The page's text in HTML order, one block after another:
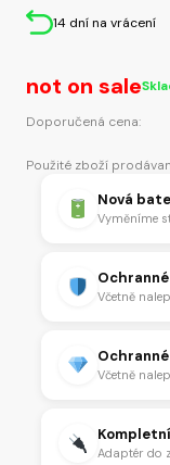
14 dní na vrácení
not on sale
Doporučená cena:
Použité zboží
Nová
Vyměníme
Ochranné
Včetně
Ochranné
Včetně
Adaptér do